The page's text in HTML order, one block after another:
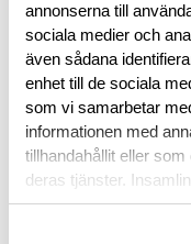
annonserna till
sociala medier och
även sådana
enhet till de sociala
som vi samarbetar
informationen med
tillhandahållit eller
deras tjänster.
personuppgifter kan
BESKRIVNING
RECENSIONER
OM VARUMÄRKET